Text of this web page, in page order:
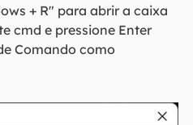
+ R" para abrir a caixa
cmd e pressione Enter
Comando como